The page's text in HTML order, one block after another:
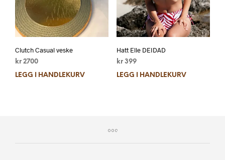
Clutch Casual veske
kr 2700
LEGG I HANDLEKURV
Hatt Elle DEIDAD
kr399
LEGG I HANDLEKURV